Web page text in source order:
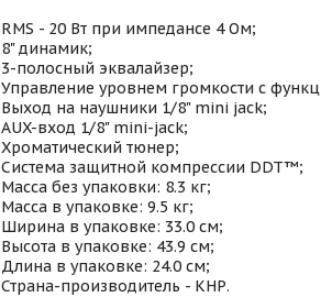
RMS - 20 Вт при импедансе 4 Ом;
8" динамик;
3-полосный эквалайзер;
Управление уровнем громкости с
Выход на наушники 1/8" mini jack;
AUX-вход 1/8" mini-jack;
Хроматический тюнер;
Система защитной компрессии DDT™;
Масса без упаковки: 8.3 кг;
Масса в упаковке: 9.5 кг;
Ширина в упаковке: 33.0 см;
Высота в упаковке: 43.9 см;
Длина в упаковке: 24.0 см;
Страна-производитель - КНР.